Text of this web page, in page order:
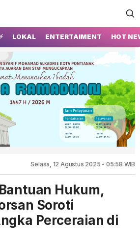
Terupdate Pontianak
LOKAL ENTERTAIMENT HOT
Selasa, 12 Agustus 2025 - 05:58 WIB
Hukum,
Soroti
Perceraian di